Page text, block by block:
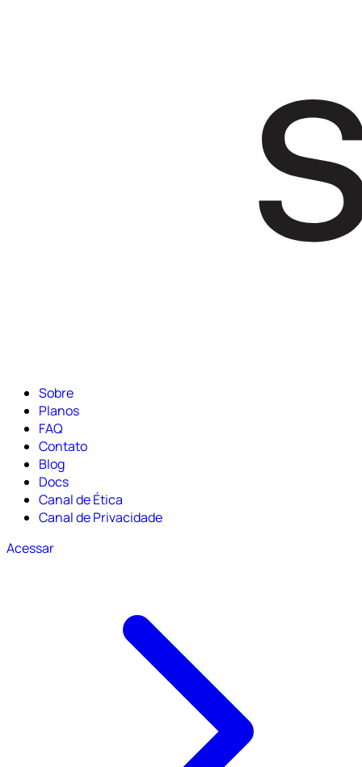
Sobre
Planos
FAQ
Contato
Blog
Docs
Canal de Ética
Canal de Privacidade
Acessar